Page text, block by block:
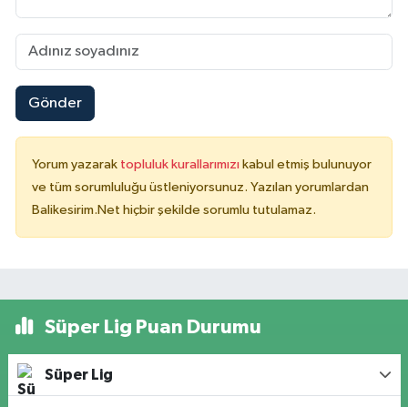
Gönder
Yorum yazarak topluluk kurallarımızı kabul etmiş bulunuyor
ve tüm sorumluluğu üstleniyorsunuz. Yazılan yorumlardan
Balikesirim.Net hiçbir şekilde sorumlu tutulamaz.
Süper Lig Puan Durumu
Süper Lig